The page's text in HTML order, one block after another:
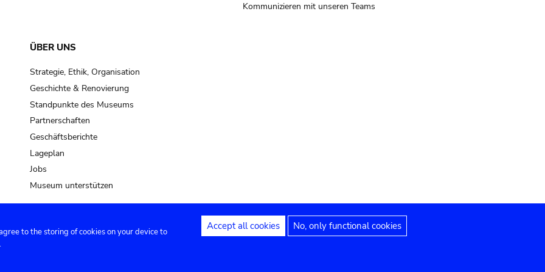
Kommunizieren mit unseren Teams
ÜBER UNS
Strategie, Ethik, Organisation
Geschichte & Renovierung
Standpunkte des Museums
Partnerschaften
Geschäftsberichte
Lageplan
Jobs
Museum unterstützen
Privacy settings Rechtliche Hinweise Erklärung zur Barrierefreiheit
to the storing of cookies on your device to
Accept all cookies No, only functional cookies